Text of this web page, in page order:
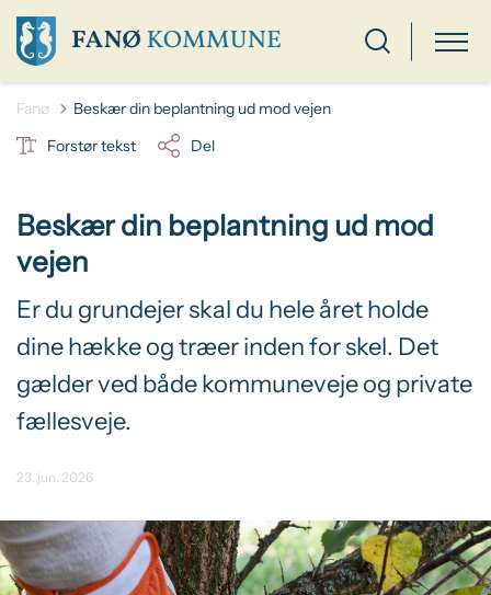
Fanø
Beskær din beplantning ud mod vejen
Forstør tekst
Del
Beskær din beplantning ud mod
vejen
Er du grundejer skal du hele året holde
dine hække og træer inden for skel. Det
gælder ved både kommuneveje og private
fællesveje.
23. jun. 2026